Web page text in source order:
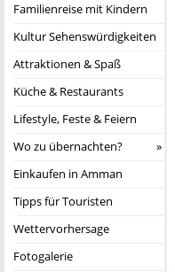
Familienreise mit Kindern
Kultur Sehenswürdigkeiten
Attraktionen & Spaß
Küche & Restaurants
Lifestyle, Feste & Feiern
Wo zu übernachten?
Einkaufen in Amman
Tipps für Touristen
Wettervorhersage
Fotogalerie